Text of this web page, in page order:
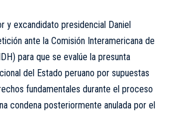
y excandidato presidencial Daniel
ante la Comisión Interamericana de
para que se evalúe la presunta
del Estado peruano por supuestas
fundamentales durante el proceso
condena posteriormente anulada por el